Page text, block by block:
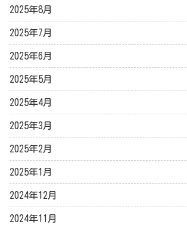
2025年8月
2025年7月
2025年6月
2025年5月
2025年4月
2025年3月
2025年2月
2025年1月
2024年12月
2024年11月